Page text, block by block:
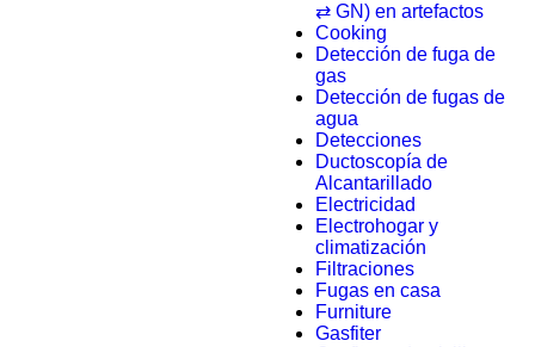
⇄ GN) en artefactos
Cooking
Detección de fuga de
gas
Detección de fugas de
agua
Detecciones
Ductoscopía de
Alcantarillado
Electricidad
Electrohogar y
climatización
Filtraciones
Fugas en casa
Furniture
Gasfiter